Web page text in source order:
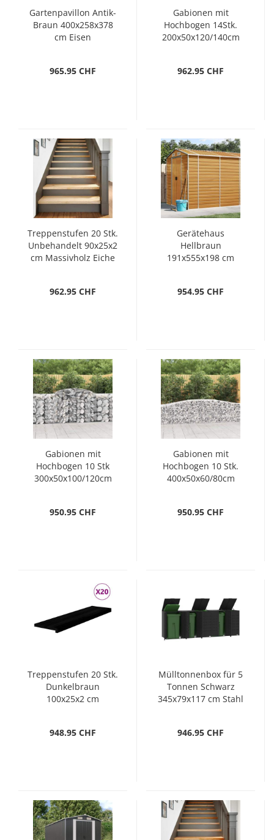
Gartenpavillon Antik-
Braun 400x258x378
cm Eisen
965.95 CHF
Gabionen mit
Hochbogen 14Stk.
200x50x120/140cm
962.95 CHF
Treppenstufen 20 Stk.
Unbehandelt 90x25x2
cm Massivholz Eiche
962.95 CHF
Gerätehaus
Hellbraun
191x555x198 cm
954.95 CHF
Gabionen mit
Hochbogen 10 Stk
300x50x100/120cm
950.95 CHF
Gabionen mit
Hochbogen 10 Stk.
400x50x60/80cm
950.95 CHF
Treppenstufen 20 Stk.
Dunkelbraun
100x25x2 cm
948.95 CHF
Mülltonnenbox für 5
Tonnen Schwarz
345x79x117 cm Stahl
946.95 CHF